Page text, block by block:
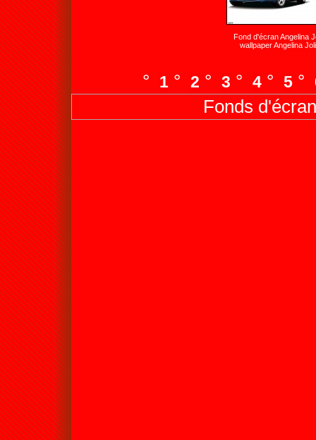
Fond d'écran Angelina
wallpaper Angelina
° 1 ° 2 ° 3 ° 4 ° 5 °
Fonds